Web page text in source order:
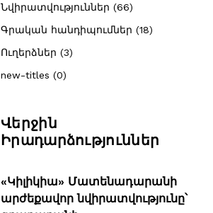
Նվիրատվություններ (66)
Գրական հանդիպումներ (18)
Ուղերձներ (3)
new-titles (0)
Վերջին
Իրադարձություններ
«Կիլիկիա» Մատենադարանի
արժեքավոր նվիրատվությունը՝